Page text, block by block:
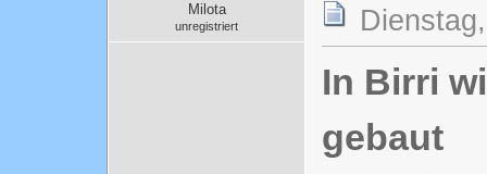
Milota
unregistriert
In Birri
gebaut